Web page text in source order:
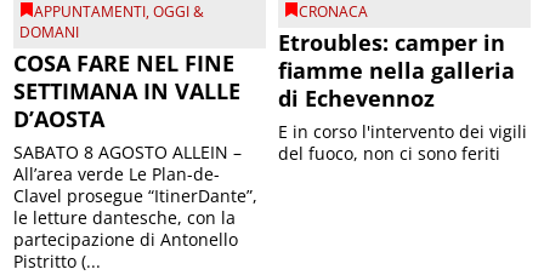
APPUNTAMENTI,OGGI &
DOMANI
COSA FARE NEL FINE
SETTIMANA IN VALLE
D’AOSTA
SABATO 8 AGOSTO ALLEIN –
All’area verde Le Plan-de-
Clavel prosegue “ItinerDante”,
le letture dantesche, con la
partecipazione di Antonello
Pistritto (...
CRONACA
Etroubles: camper in
fiamme nella galleria
di Echevennoz
E in corso l'intervento dei vigili
del fuoco, non ci sono feriti